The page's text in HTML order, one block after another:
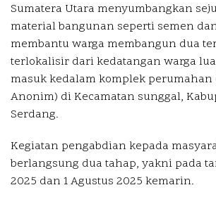
Sumatera Utara menyumbangkan
material bangunan seperti semen
membantu warga membangun dua
terlokalisir dari kedatangan warga
masuk kedalam komplek perumahan
Anonim) di Kecamatan sunggal,
Serdang.
Kegiatan pengabdian kepada
berlangsung dua tahap, yakni pada
2025 dan 1 Agustus 2025 kemarin.